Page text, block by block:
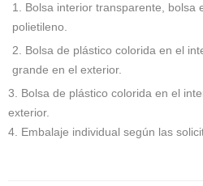
1. Bolsa interior transparente, bolsa
polietileno.
2. Bolsa de plástico colorida en el
grande en el exterior.
3. Bolsa de plástico colorida en el
exterior.
4. Embalaje individual según las